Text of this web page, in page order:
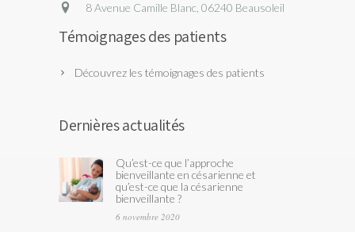
8 Avenue Camille Blanc, 06240 Beausoleil
Témoignages des patients
Découvrez les témoignages des patients
Dernières actualités
Qu’est-ce que l’approche
bienveillante en césarienne et
qu’est-ce que la césarienne
bienveillante ?
6 novembre 2020